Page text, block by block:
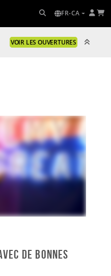
FR-CA
VOIR LES OUVERTURES
de bonnes